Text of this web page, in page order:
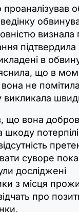
визнала
підтвердила
в
що в
не
викликала
що вона
шкоду
суворе
досліджені
з місця
про